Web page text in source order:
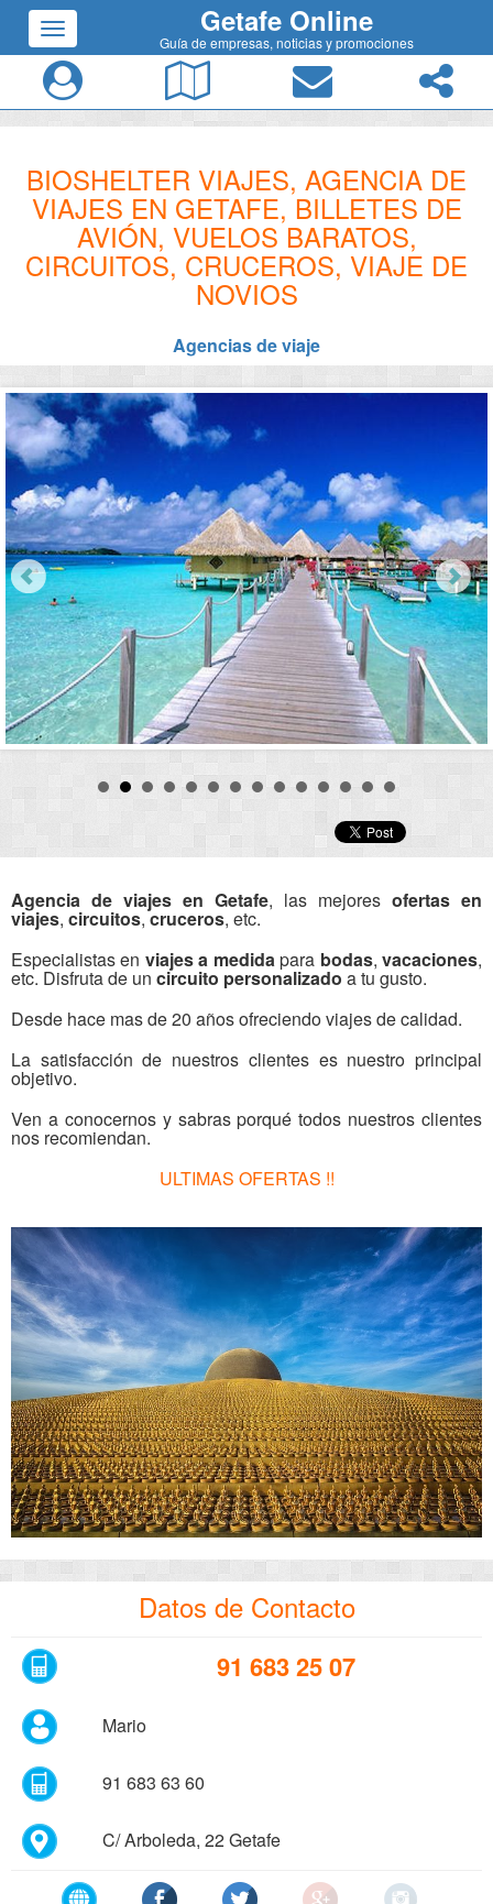
Getafe Online
Guía de empresas, noticias y promociones
BIOSHELTER VIAJES, AGENCIA DE
VIAJES EN GETAFE, BILLETES DE
AVIÓN, VUELOS BARATOS,
CIRCUITOS, CRUCEROS, VIAJE DE
NOVIOS
Agencias de viaje
Agencia de viajes en Getafe, las mejores ofertas en
viajes, circuitos,cruceros, etc.
Especialistas en viajes a medidapara bodas,vacaciones,
etc. Disfruta de un circuito personalizado a tu gusto.
Desde hace mas de 20 años ofreciendo viajes de calidad.
La satisfacción de nuestros clientes es nuestro principal
objetivo.
Ven a conocernos y sabras porqué todos nuestros clientes
nos recomiendan.
ULTIMAS OFERTAS !!
Datos de Contacto
91 683 25 07
Mario
91 683 63 60
C/ Arboleda, 22 Getafe